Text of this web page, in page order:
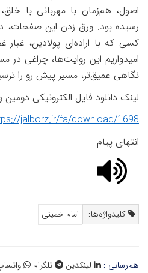
اصول، هم‌زمان با مهربانی با
رسیده بود. ورق زدن این
کسی که با اراده‌ای پولادین، غبار
امیدواریم این روایت‌ها، چراغی
نگاهی عمیق‌تر، مسیر پیش رو را
لینک دانلود فایل الکترونیکی دومین
jalborz.ir/fa/download/1698/
انتهای پیام
کلیدواژه‌ها: امام خمینی
هم‌رسانی : لینکدین تلگرام